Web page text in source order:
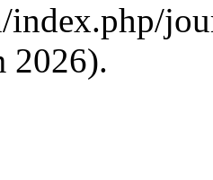
index.php/
2026).